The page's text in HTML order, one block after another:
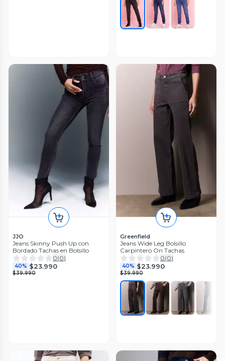
JJO
Jeans Skinny Push Up con
Bordado Tachas en Bolsillo
0(0)
40% $23.990
$39.990
Greenfield
Jeans Wide Leg Bolsillo
Carpintero On Tachas
0(0)
40% $23.990
$39.990